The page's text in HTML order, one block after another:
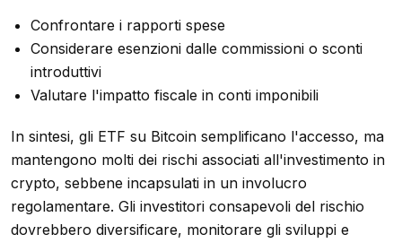
Confrontare i rapporti spese
Considerare esenzioni dalle commissioni o sconti
introduttivi
Valutare l'impatto fiscale in conti imponibili
In sintesi, gli ETF su Bitcoin semplificano l'accesso, ma
mantengono molti dei rischi associati all'investimento in
crypto, sebbene incapsulati in un involucro
regolamentare. Gli investitori consapevoli del rischio
dovrebbero diversificare, monitorare gli sviluppi e